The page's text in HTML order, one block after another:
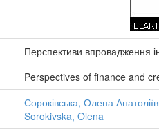
Перспективи впровадження
Perspectives of finance and
Сороківська, Олена
Sorokivska, Olena